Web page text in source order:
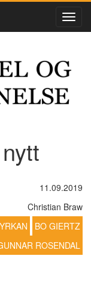
11.09.2019
Christian Braw
BO GIERTZ
ROSENDAL